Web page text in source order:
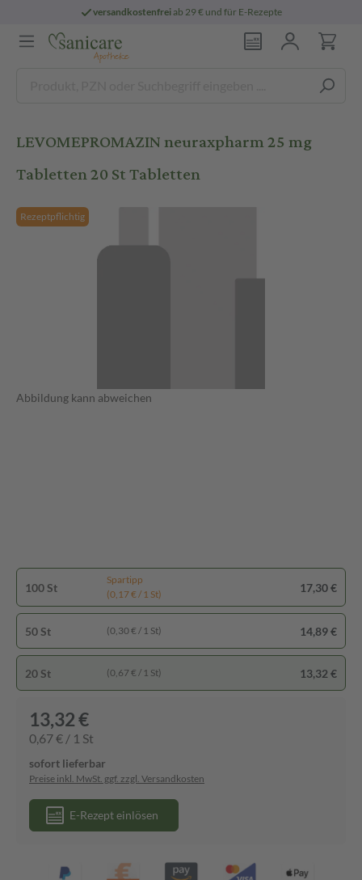
versandkostenfreiab 29 € und für E-Rezepte
LEVOMEPROMAZIN neuraxpharm 25 mg
Tabletten 20 St Tabletten
Rezeptpflichtig
Abbildung kann abweichen
100 St
Spartipp
(0,17 € / 1 St)
17,30 €
50 St (0,30 € / 1 St) 14,89 €
20 St (0,67 € / 1 St) 13,32 €
13,32 €
0,67 € / 1 St
sofort lieferbar
Preise inkl. MwSt. ggf. zzgl. Versandkosten
E-Rezept einlösen